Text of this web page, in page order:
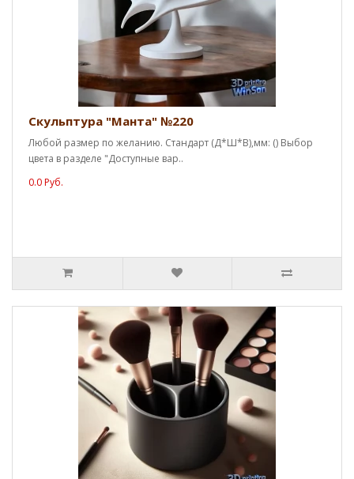
Скульптура "Манта" №220
Любой размер по желанию. Стандарт (Д*Ш*В),мм: () Выбор
цвета в разделе "Доступные вар..
0.0 Руб.